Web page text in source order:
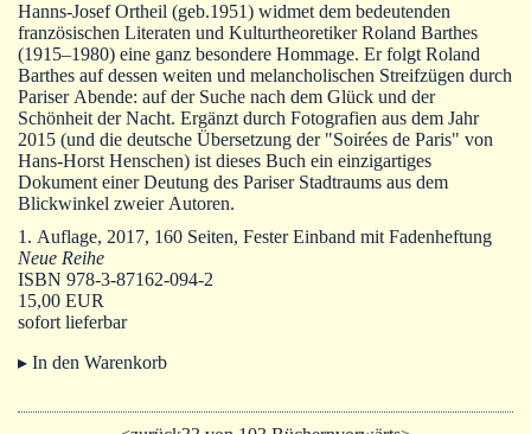
Hanns-Josef Ortheil (geb.1951) widmet dem bedeutenden
französischen Literaten und Kulturtheoretiker Roland Barthes
(1915–1980) eine ganz besondere Hommage. Er folgt Roland
Barthes auf dessen weiten und melancholischen Streifzügen durch
Pariser Abende: auf der Suche nach dem Glück und der
Schönheit der Nacht. Ergänzt durch Fotografien aus dem Jahr
2015 (und die deutsche Übersetzung der "Soirées de Paris" von
Hans-Horst Henschen) ist dieses Buch ein einzigartiges
Dokument einer Deutung des Pariser Stadtraums aus dem
Blickwinkel zweier Autoren.
1. Auflage, 2017, 160 Seiten, Fester Einband mit Fadenheftung
Neue Reihe
ISBN 978-3-87162-094-2
15,00 EUR
sofort lieferbar
▸ In den Warenkorb